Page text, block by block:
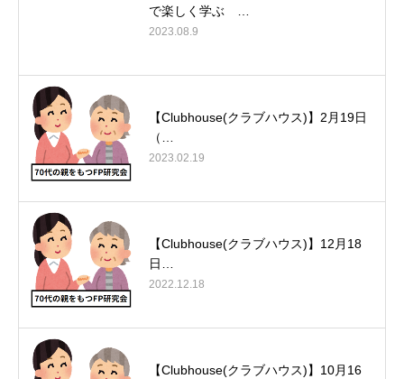
で楽しく学ぶ …
2023.08.9
【Clubhouse(クラブハウス)】2月19日
（…
2023.02.19
【Clubhouse(クラブハウス)】12月18
日…
2022.12.18
【Clubhouse(クラブハウス)】10月16